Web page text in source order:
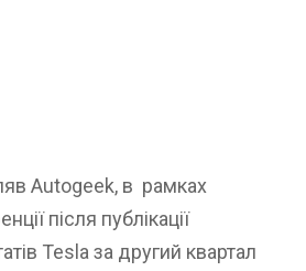
Autogeek, в рамках
після публікації
Tesla за другий квартал